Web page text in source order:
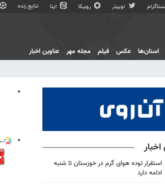
توییتر روبیکا ایتا نتایج زنده
استان‌ها عکس فیلم مجله مهر عناوین اخبار
اخبار
استقرار توده هوای گرم در خوزستان تا شنبه
ادامه دارد